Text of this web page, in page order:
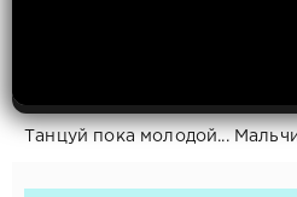
Танцуй пока молодой...